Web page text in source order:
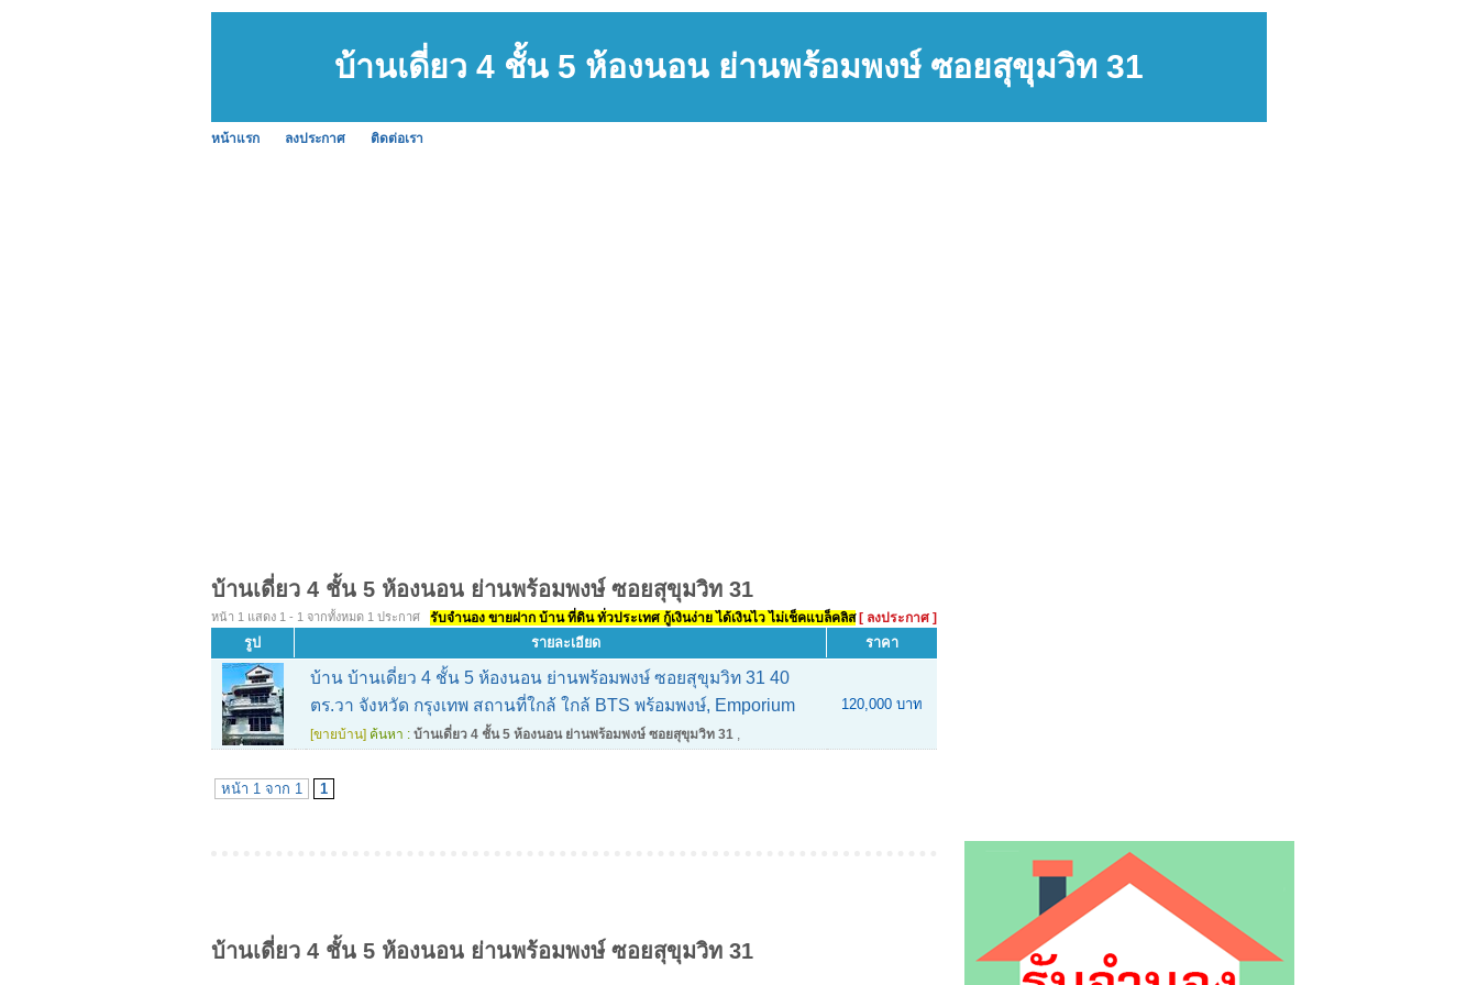
บ้านเดี่ยว 4 ชั้น 5 ห้องนอน ย่านพร้อมพงษ์ ซอยสุขุมวิท 31
หน้าแรก ลงประกาศ ติดต่อเรา
บ้านเดี่ยว 4 ชั้น 5 ห้องนอน ย่านพร้อมพงษ์ ซอยสุขุมวิท 31
หน้า 1 แสดง 1 - 1 จากทั้งหมด 1 ประกาศ รับจำนอง ขายฝาก บ้าน ที่ดิน ทั่วประเทศ กู้เงินง่าย ได้เงินไว ไม่เช็คแบล็คลิส [ ลงประกาศ ]
รูป รายละเอียด ราคา
บ้าน บ้านเดี่ยว 4 ชั้น 5 ห้องนอน ย่านพร้อมพงษ์ ซอยสุขุมวิท 31 40
ตร.วา จังหวัด กรุงเทพ สถานที่ใกล้ ใกล้ BTS พร้อมพงษ์, Emporium
[ขายบ้าน] ค้นหา : บ้านเดี่ยว 4 ชั้น 5 ห้องนอน ย่านพร้อมพงษ์ ซอยสุขุมวิท 31 ,
120,000 บาท
หน้า 1 จาก 1 1
บ้านเดี่ยว 4 ชั้น 5 ห้องนอน ย่านพร้อมพงษ์ ซอยสุขุมวิท 31